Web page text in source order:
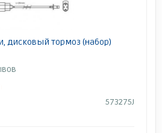
дисковый тормоз (набор)
573275J